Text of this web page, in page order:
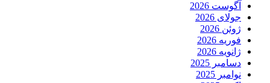
آگوست 2026
جولای 2026
ژوئن 2026
فوریه 2026
ژانویه 2026
دسامبر 2025
نوامبر 2025